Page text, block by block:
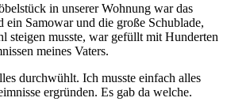
in unserer Wohnung war das
ein Samowar und die große Schublade,
steigen musste, war gefüllt mit Hunderten
meines Vaters.
durchwühlt. Ich musste einfach alles
ergründen. Es gab da welche.